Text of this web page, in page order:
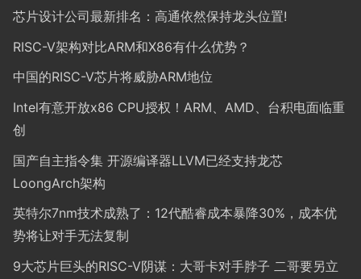
芯片设计公司最新排名：高通依然保持龙头位置!
RISC-V架构对比ARM和X86有什么优势？
中国的RISC-V芯片将威胁ARM地位
Intel有意开放x86 CPU授权！ARM、AMD、台积电面临重
创
国产自主指令集 开源编译器LLVM已经支持龙芯
LoongArch架构
英特尔7nm技术成熟了：12代酷睿成本暴降30%，成本优
势将让对手无法复制
9大芯片巨头的RISC-V阴谋：大哥卡对手脖子 二哥要另立